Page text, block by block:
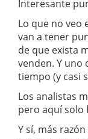
Interesante
Lo que no veo
van a tener
de que exista
venden. Y uno
tiempo (y casi
Los analistas
pero aquí solo
Y sí, más